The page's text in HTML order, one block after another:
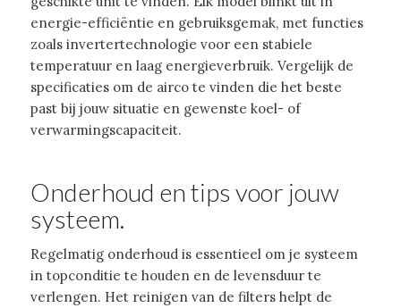
energie-efficiëntie en gebruiksgemak, met functies
zoals invertertechnologie voor een stabiele
temperatuur en laag energieverbruik. Vergelijk de
specificaties om de airco te vinden die het beste
past bij jouw situatie en gewenste koel- of
verwarmingscapaciteit.
Onderhoud en tips voor jouw
systeem.
Regelmatig onderhoud is essentieel om je systeem
in topconditie te houden en de levensduur te
verlengen. Het reinigen van de filters helpt de